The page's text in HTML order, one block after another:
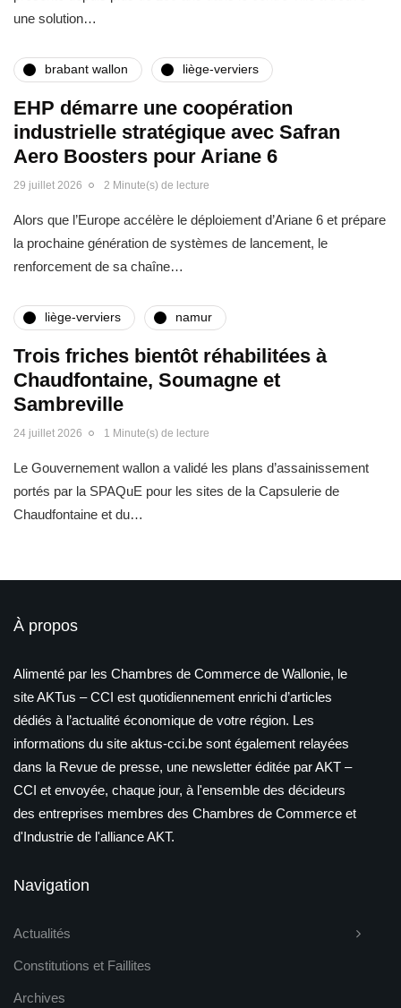
une solution…
brabant wallon liège-verviers
EHP démarre une coopération
industrielle stratégique avec Safran
Aero Boosters pour Ariane 6
29 juillet 2026 2 Minute(s) de lecture
Alors que l’Europe accélère le déploiement d’Ariane 6 et prépare
la prochaine génération de systèmes de lancement, le
renforcement de sa chaîne…
liège-verviers namur
Trois friches bientôt réhabilitées à
Chaudfontaine, Soumagne et
Sambreville
24 juillet 2026 1 Minute(s) de lecture
Le Gouvernement wallon a validé les plans d’assainissement
portés par la SPAQuE pour les sites de la Capsulerie de
Chaudfontaine et du…
À propos
Alimenté par les Chambres de Commerce de Wallonie, le
site AKTus – CCI est quotidiennement enrichi d’articles
dédiés à l’actualité économique de votre région. Les
informations du site aktus-cci.be sont également relayées
dans la Revue de presse, une newsletter éditée par AKT –
CCI et envoyée, chaque jour, à l'ensemble des décideurs
des entreprises membres des Chambres de Commerce et
d'Industrie de l'alliance AKT.
Navigation
Actualités
Constitutions et Faillites
Archives